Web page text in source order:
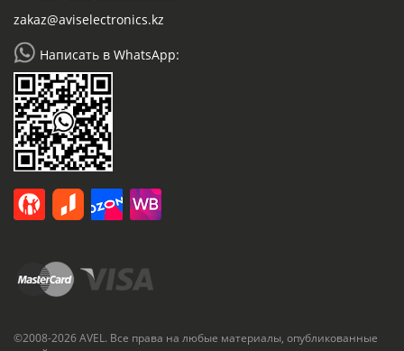
zakaz@aviselectronics.kz
Написать в WhatsApp:
©2008-2026 AVEL. Все права на любые материалы, опубликованные